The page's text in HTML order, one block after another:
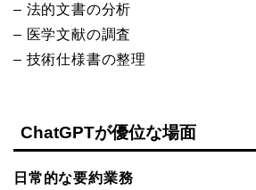
– 法的文書の分析
– 医学文献の調査
– 技術仕様書の整理
ChatGPTが優位な場面
日常的な要約業務